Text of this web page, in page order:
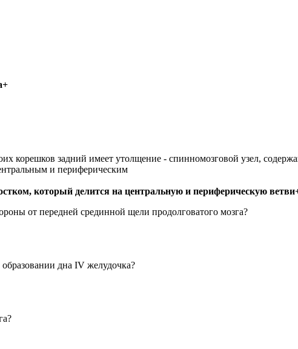
корешков задний имеет утолщение - спинномозговой узел,
и периферическим
который делится на центральную и периферическую
от передней срединной щели продолговатого мозга?
образовании дна IV желудочка?